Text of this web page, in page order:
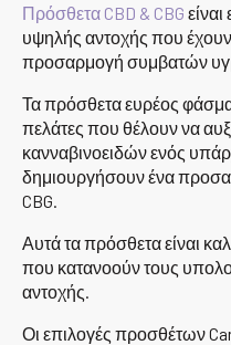
Πρόσθετα CBD & CBG
υψηλής αντοχής που έχουν
προσαρμογή συμβατών
Τα πρόσθετα ευρέος
πελάτες που θέλουν να
κανναβινοειδών ενός
δημιουργήσουν ένα
CBG.
Αυτά τα πρόσθετα είναι
που κατανοούν τους
αντοχής.
Οι επιλογές προσθέτων